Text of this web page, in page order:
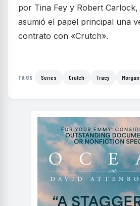
por Tina Fey y Robert
asumió el papel principal una
contrato con «Crutch».
TAGS Series Crutch Tracy Morgan